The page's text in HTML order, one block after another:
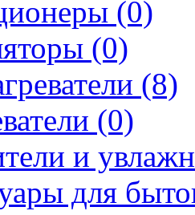
(0)
(0)
(8)
(0)
и
для